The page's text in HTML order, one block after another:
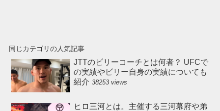
同じカテゴリの人気記事
JTTのビリーコーチとは何者？ UFCで
の実績やビリー自身の実績についても
紹介 38253 views
ヒロ三河とは。主催する三河幕府や弟